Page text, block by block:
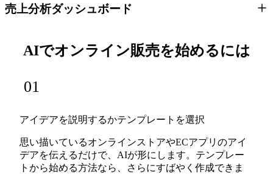
売上分析ダッシュボード
AIでオンライン販売を始めるには
01
アイデアを説明するかテンプレートを選択
思い描いているオンラインストアやECアプリのアイ
デアを伝えるだけで、AIが形にします。テンプレー
トから始める方法なら、さらにすばやく作成できま